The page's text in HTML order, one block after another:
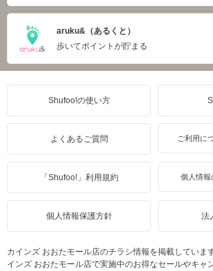
aruku&（あるくと）
歩いてポイントが貯まる
Shufoo!の使い方
よくあるご質問 ご利用に
「Shufoo!」利用規約 個人情報
個人情報保護方針 法
カインズ おおたモール店のチラシ情報を掲載していま
インズ おおたモール店で実施中のお得なセールやキャ